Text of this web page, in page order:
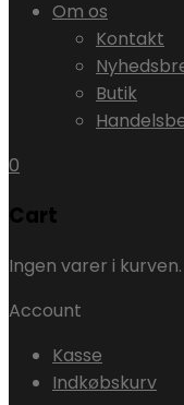
Om os
Kontakt
Butik
0
Cart
Ingen varer i kurven.
Account
Kasse
Indkøbskurv